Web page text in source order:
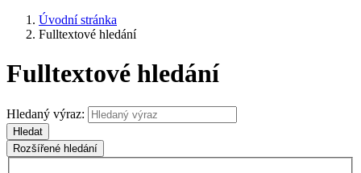
Úvodní stránka
Fulltextové hledání
Fulltextové hledání
Hledaný výraz:
Hledat
Rozšířené hledání